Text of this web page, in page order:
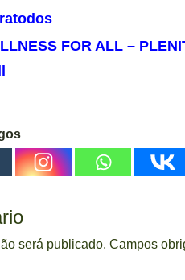
FOR ALL –
será publicado. Campos